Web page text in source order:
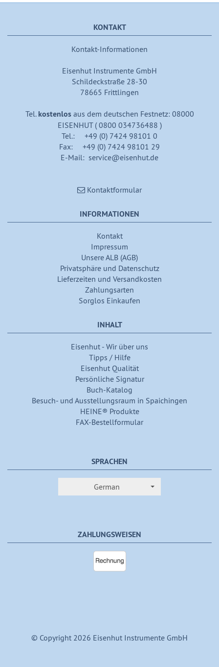
KONTAKT
Kontakt-Informationen
Eisenhut Instrumente GmbH
Schildeckstraße 28-30
78665 Frittlingen
Tel. kostenlosaus dem deutschen Festnetz: 08000
EISENHUT ( 0800 034736488 )
Tel.: +49 (0) 7424 98101 0
Fax: +49 (0) 7424 98101 29
E-Mail: service@eisenhut.de
Kontaktformular
INFORMATIONEN
Kontakt
Impressum
Unsere ALB (AGB)
Privatsphäre und Datenschutz
Lieferzeiten und Versandkosten
Zahlungsarten
Sorglos Einkaufen
INHALT
Eisenhut - Wir über uns
Tipps / Hilfe
Eisenhut Qualität
Persönliche Signatur
Buch-Katalog
Besuch- und Ausstellungsraum in Spaichingen
HEINE® Produkte
FAX-Bestellformular
SPRACHEN
German
ZAHLUNGSWEISEN
© Copyright 2026 Eisenhut Instrumente GmbH